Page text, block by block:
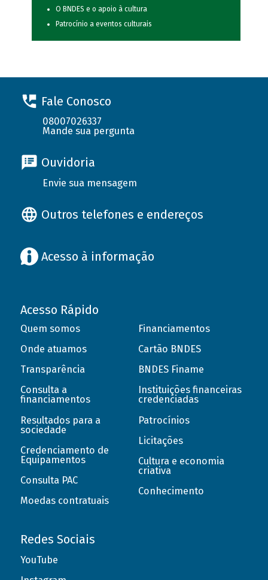
O BNDES e o apoio à cultura
Patrocínio a eventos culturais
Fale Conosco
08007026337
Mande sua pergunta
Ouvidoria
Envie sua mensagem
Outros telefones e endereços
Acesso à informação
Acesso Rápido
Quem somos
Onde atuamos
Transparência
Consulta a
financiamentos
Resultados para a
sociedade
Credenciamento de
Equipamentos
Consulta PAC
Moedas contratuais
Financiamentos
Cartão BNDES
BNDES Finame
Instituições financeiras
credenciadas
Patrocínios
Licitações
Cultura e economia
criativa
Conhecimento
Redes Sociais
YouTube